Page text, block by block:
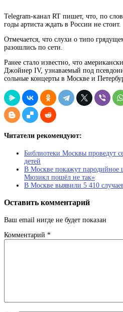
Telegram-канал RT пишет, что, по
годы артиста ждать в России не стоит.
Отмечается, что слухи о типо
разошлись по сети.
Ранее стало известно, что
Джойнер IV, узнаваемый под
сольные концерты в Москве и
Читатели рекомендуют:
Библиотеки Москвы проведут
детей
В Москве покажут
Мюзикл пошёл не так»
В Москве выявили 5 410
Оставить комментарий
Ваш email нигде не будет показан
Комментарий *